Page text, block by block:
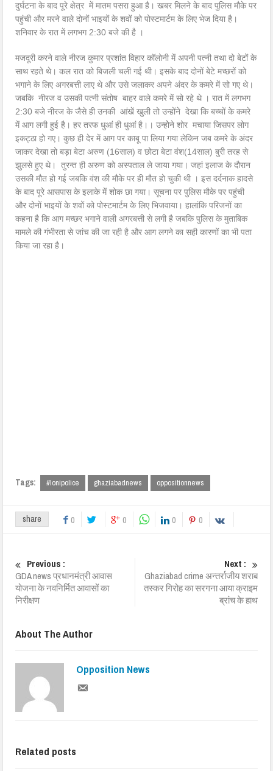
दुर्घटना के बाद पूरे क्षेत्र में मातम पसरा हुआ है। खबर मिलने के बाद पुलिस मौके पर
पहुंची और मरने वाले दोनों भाइयों के शवों को पोस्टमार्टम के लिए भेज दिया है।
शनिवार के रात में लगभग 2:30 बजे की है ।
मजदूरी करने वाले नीरज कुमार प्रशांत विहार कॉलोनी में अपनी पत्नी तथा दो बेटों के
साथ रहते थे। कल रात को बिजली चली गई थी। इसके बाद दोनों बेटे मच्छरों को
भगाने के लिए अगरबत्ती लाए थे और उसे जलाकर अपने अंदर के कमरे में सो गए थे।
जबकि नीरज व उसकी पत्नी संतोष बाहर वाले कमरे में सो रहे थे । रात में लगभग
2:30 बजे नीरज के जैसे ही उनकी आंखें खुली तो उन्होंने देखा कि बच्चों के कमरे
में आग लगी हुई है। हर तरफ धुआं ही धुआं है।। उन्होेने शोर मचाया जिसपर लोग
इकट्ठा हो गए। कुछ ही देर में आग पर काबू पा लिया गया लेकिन जब कमरे के अंदर
जाकर देखा तो बड़ा बेटा अरुण (16साल) व छोटा बेटा वंश(14साल) बुरी तरह से
झुलसे हुए थे। तुरन्त ही अरुण को अस्पताल ले जाया गया। जहां इलाज के दौरान
उसकी मौत हो गई जबकि वंश की मौके पर ही मौत हो चुकी थी । इस दर्दनाक हादसे
के बाद पूरे आसपास के इलाके में शोक छा गया। सूचना पर पुलिस मौके पर पहुंची
और दोनों भाइयों के शवों को पोस्टमार्टम के लिए भिजवाया। हालांकि परिजनों का
कहना है कि आग मच्छर भगाने वाली अगरबत्ती से लगी है जबकि पुलिस के मुताबिक
मामले की गंभीरता से जांच की जा रही है और आग लगने का सही कारणों का भी पता
किया जा रहा है।
Tags: #lonipolice ghaziabadnews oppositionnews
share 0 0 0 0
Previous :
GDA news प्रधानमंत्री आवास
योजना के नवनिर्मित आवासों का
निरीक्षण
Next :
Ghaziabad crime अन्तर्राजीय शराब
तस्कर गिरोह का सरगना आया क्राइम
ब्रांच के हाथ
About The Author
Opposition News
Related posts